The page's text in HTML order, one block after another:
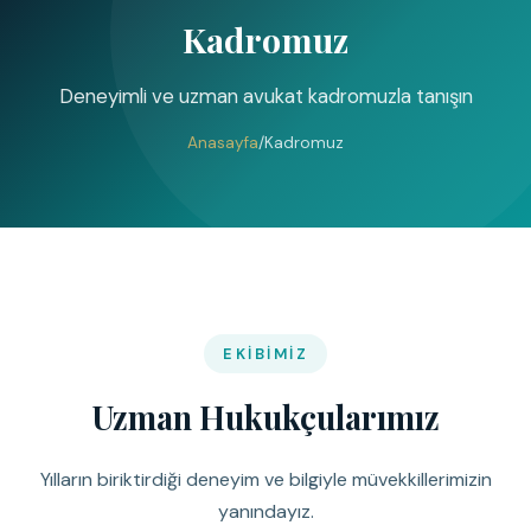
Kadromuz
Deneyimli ve uzman avukat kadromuzla tanışın
Anasayfa/Kadromuz
EKIBIMIZ
Uzman Hukukçularımız
Yılların biriktirdiği deneyim ve bilgiyle müvekkillerimizin
yanındayız.